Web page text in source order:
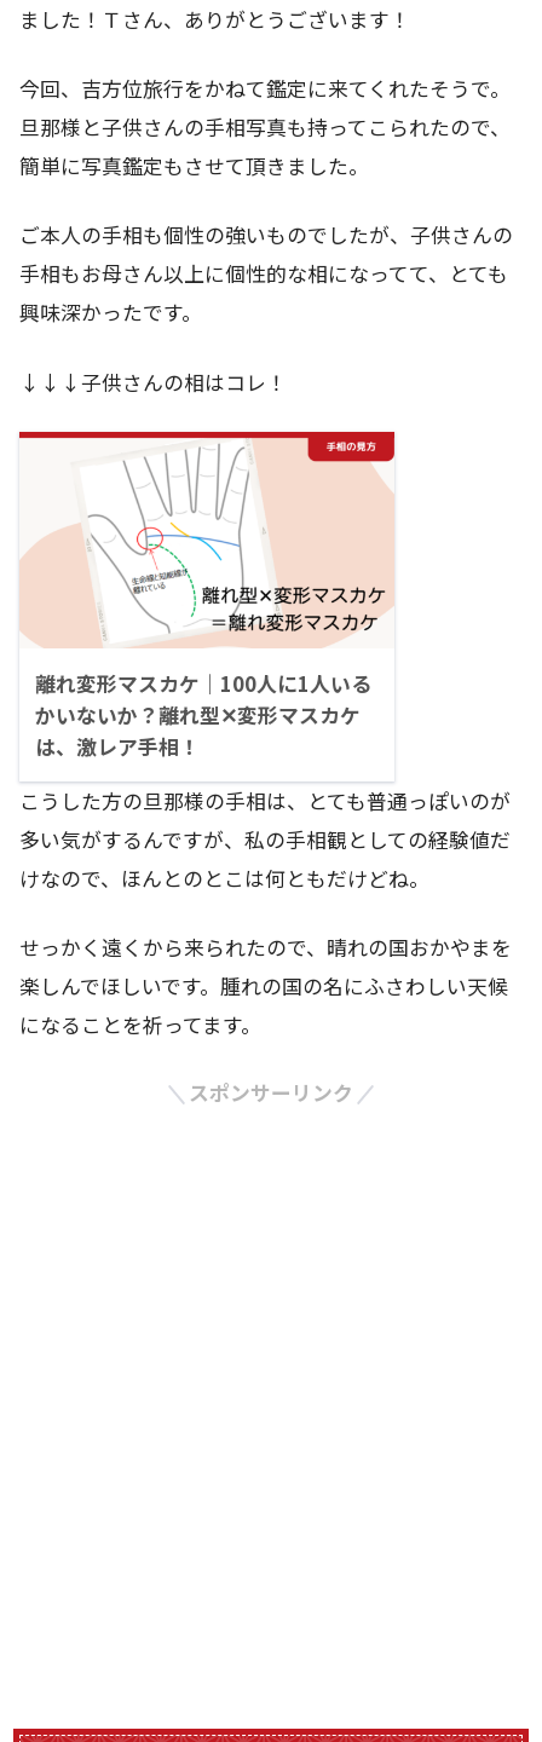
ました！Ｔさん、ありがとうございます！
今回、吉方位旅行をかねて鑑定に来てくれたそうで。
旦那様と子供さんの手相写真も持ってこられたので、
簡単に写真鑑定もさせて頂きました。
ご本人の手相も個性の強いものでしたが、子供さんの
手相もお母さん以上に個性的な相になってて、とても
興味深かったです。
↓↓↓子供さんの相はコレ！
離れ変形マスカケ｜100人に1人いる
かいないか？離れ型✕変形マスカケ
は、激レア手相！
こうした方の旦那様の手相は、とても普通っぽいのが
多い気がするんですが、私の手相観としての経験値だ
けなので、ほんとのとこは何ともだけどね。
せっかく遠くから来られたので、晴れの国おかやまを
楽しんでほしいです。腫れの国の名にふさわしい天候
になることを祈ってます。
スポンサーリンク